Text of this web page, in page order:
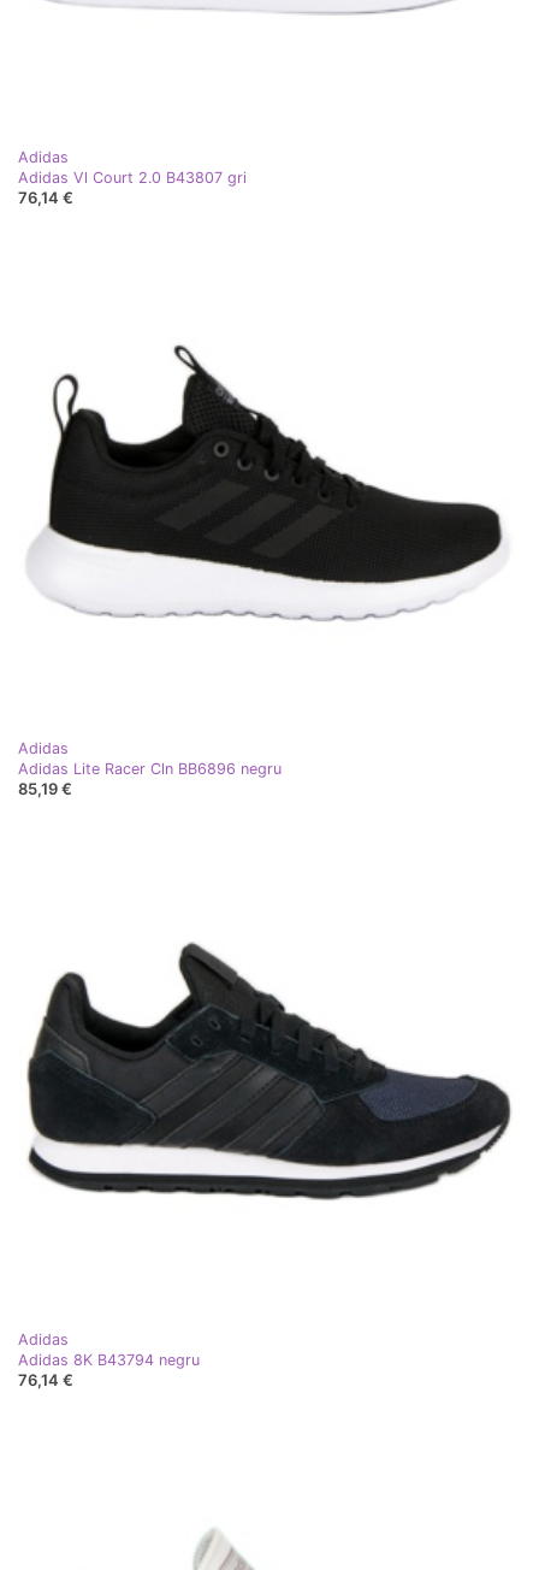
Adidas
Adidas Vl Court 2.0 B43807 gri
76,14 €
Adidas
Adidas Lite Racer Cln BB6896 negru
85,19 €
Adidas
Adidas 8K B43794 negru
76,14 €